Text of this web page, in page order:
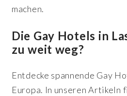
machen.
Die Gay Hotels in
zu weit weg?
Entdecke spannende Gay
Europa. In unseren Artikeln